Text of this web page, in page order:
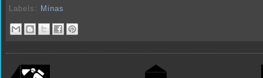
Labels:
Minas